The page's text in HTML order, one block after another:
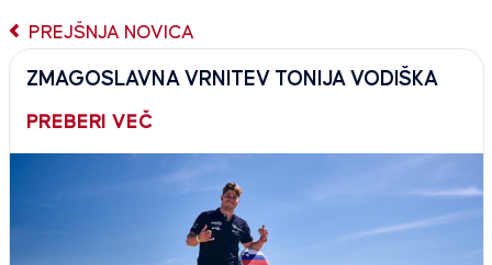
PREJŠNJA NOVICA
ZMAGOSLAVNA VRNITEV TONIJA VODIŠKA
PREBERI VEČ